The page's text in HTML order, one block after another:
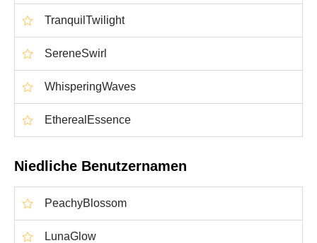
TranquilTwilight
SereneSwirl
WhisperingWaves
EtherealEssence
Niedliche Benutzernamen
PeachyBlossom
LunaGlow